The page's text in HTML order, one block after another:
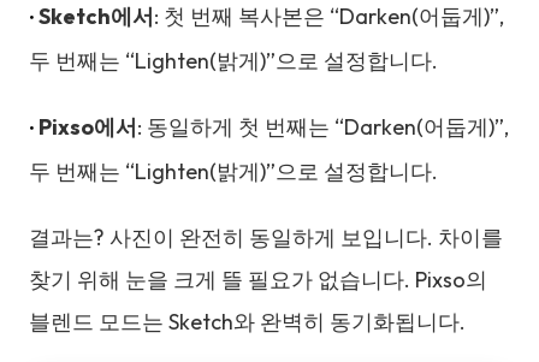
• Sketch에서: 첫 번째 복사본은 “Darken(어둡게)”,
두 번째는 “Lighten(밝게)”으로 설정합니다.
• Pixso에서: 동일하게 첫 번째는 “Darken(어둡게)”,
두 번째는 “Lighten(밝게)”으로 설정합니다.
결과는? 사진이 완전히 동일하게 보입니다. 차이를
찾기 위해 눈을 크게 뜰 필요가 없습니다. Pixso의
블렌드 모드는 Sketch와 완벽히 동기화됩니다.